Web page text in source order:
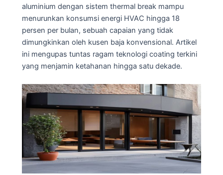
aluminium dengan sistem thermal break mampu
menurunkan konsumsi energi HVAC hingga 18
persen per bulan, sebuah capaian yang tidak
dimungkinkan oleh kusen baja konvensional. Artikel
ini mengupas tuntas ragam teknologi coating terkini
yang menjamin ketahanan hingga satu dekade.